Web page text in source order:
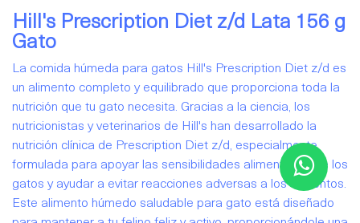
Hill's Prescription Diet z/d Lata 156 g
Gato
La comida húmeda para gatos Hill's Prescription Diet z/d es
un alimento completo y equilibrado que proporciona toda la
nutrición que tu gato necesita. Gracias a la ciencia, los
nutricionistas y veterinarios de Hill's han desarrollado la
nutrición clínica de Prescription Diet z/d, especialmente
formulada para apoyar las sensibilidades alimentarias de los
gatos y ayudar a evitar reacciones adversas a los alimentos.
Este alimento húmedo saludable para gato está diseñado